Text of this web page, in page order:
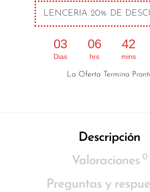
LENCERIA 20% DE
03
Dias
06
hrs
42
mins
La Oferta Termina
Descripción
Valoraciones 0
Preguntas y